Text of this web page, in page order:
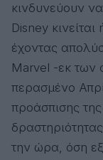
κινδυνεύουν
Disney
έχοντας
Marvel -εκ των
περασμένο
προάσπισης
την ώρα, όση